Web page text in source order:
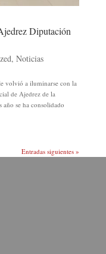
Diputación
, Noticias
volvió a iluminarse con la
de Ajedrez de la
se ha consolidado
Entradas siguientes »